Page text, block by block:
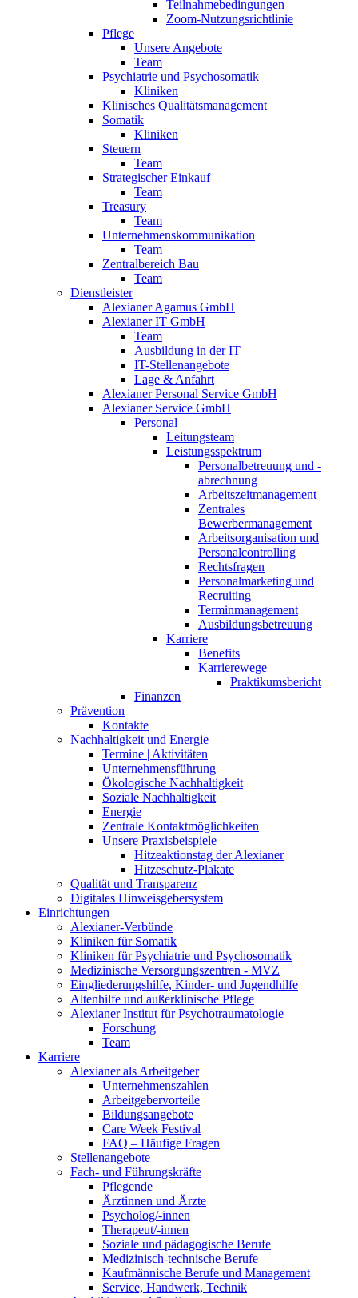
Teilnahmebedingungen
Zoom-Nutzungsrichtlinie
Pflege
Unsere Angebote
Team
Psychiatrie und Psychosomatik
Kliniken
Klinisches Qualitätsmanagement
Somatik
Kliniken
Steuern
Team
Strategischer Einkauf
Team
Treasury
Team
Unternehmenskommunikation
Team
Zentralbereich Bau
Team
Dienstleister
Alexianer Agamus GmbH
Alexianer IT GmbH
Team
Ausbildung in der IT
IT-Stellenangebote
Lage & Anfahrt
Alexianer Personal Service GmbH
Alexianer Service GmbH
Personal
Leitungsteam
Leistungsspektrum
Personalbetreuung und -
abrechnung
Arbeitszeitmanagement
Zentrales
Bewerbermanagement
Arbeitsorganisation und
Personalcontrolling
Rechtsfragen
Personalmarketing und
Recruiting
Terminmanagement
Ausbildungsbetreuung
Karriere
Benefits
Karrierewege
Praktikumsbericht
Finanzen
Prävention
Kontakte
Nachhaltigkeit und Energie
Termine | Aktivitäten
Unternehmensführung
Ökologische Nachhaltigkeit
Soziale Nachhaltigkeit
Energie
Zentrale Kontaktmöglichkeiten
Unsere Praxisbeispiele
Hitzeaktionstag der Alexianer
Hitzeschutz-Plakate
Qualität und Transparenz
Digitales Hinweisgebersystem
Einrichtungen
Alexianer-Verbünde
Kliniken für Somatik
Kliniken für Psychiatrie und Psychosomatik
Medizinische Versorgungszentren - MVZ
Eingliederungshilfe, Kinder- und Jugendhilfe
Altenhilfe und außerklinische Pflege
Alexianer Institut für Psychotraumatologie
Forschung
Team
Karriere
Alexianer als Arbeitgeber
Unternehmenszahlen
Arbeitgebervorteile
Bildungsangebote
Care Week Festival
FAQ – Häufige Fragen
Stellenangebote
Fach- und Führungskräfte
Pflegende
Ärztinnen und Ärzte
Psycholog/-innen
Therapeut/-innen
Soziale und pädagogische Berufe
Medizinisch-technische Berufe
Kaufmännische Berufe und Management
Service, Handwerk, Technik